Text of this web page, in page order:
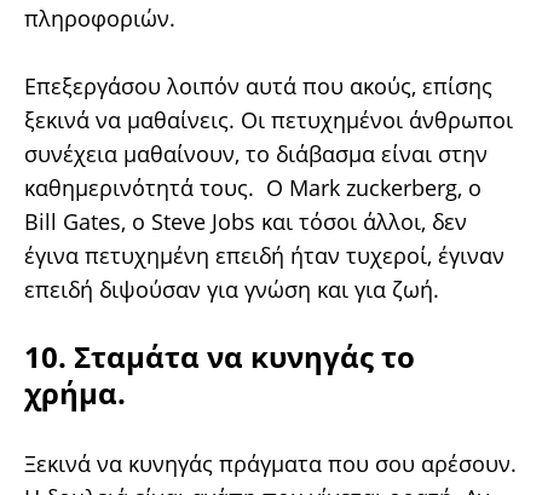
πληροφοριών.
Επεξεργάσου λοιπόν αυτά που ακούς, επίσης
ξεκινά να μαθαίνεις. Οι πετυχημένοι άνθρωποι
συνέχεια μαθαίνουν, το διάβασμα είναι στην
καθημερινότητά τους. Ο Mark zuckerberg, ο
Bill Gates, ο Steve Jobs και τόσοι άλλοι, δεν
έγινα πετυχημένη επειδή ήταν τυχεροί, έγιναν
επειδή διψούσαν για γνώση και για ζωή.
10. Σταμάτα να κυνηγάς το
χρήμα.
Ξεκινά να κυνηγάς πράγματα που σου αρέσουν.